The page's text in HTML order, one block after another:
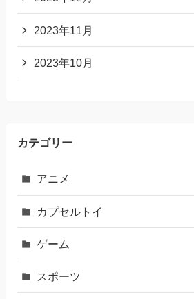
2023年11月
2023年10月
カテゴリー
アニメ
カプセルトイ
ゲーム
スポーツ